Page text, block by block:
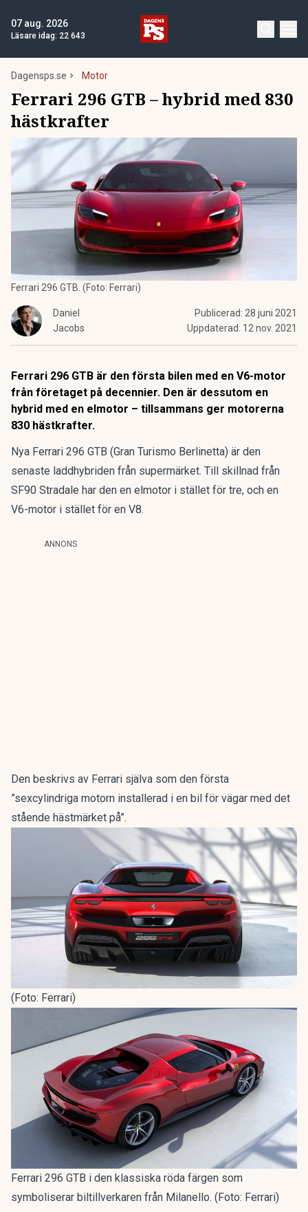
07 aug. 2026
Läsare idag: 22 643
Dagensps.se Motor
Ferrari 296 GTB – hybrid med 830
hästkrafter
Ferrari 296 GTB. (Foto: Ferrari)
Daniel
Jacobs
Publicerad: 28 juni 2021
Uppdaterad: 12 nov. 2021
Ferrari 296 GTB är den första bilen med en V6-motor
från företaget på decennier. Den är dessutom en
hybrid med en elmotor – tillsammans ger motorerna
830 hästkrafter.
Nya Ferrari 296 GTB (Gran Turismo Berlinetta) är den
senaste laddhybriden från supermärket. Till skillnad från
SF90 Stradale har den en elmotor i stället för tre, och en
V6-motor i stället för en V8.
ANNONS
Den beskrivs av Ferrari själva som den första
”sexcylindriga motorn installerad i en bil för vägar med det
stående hästmärket på”.
(Foto: Ferrari)
Ferrari 296 GTB i den klassiska röda färgen som
symboliserar biltillverkaren från Milanello. (Foto: Ferrari)